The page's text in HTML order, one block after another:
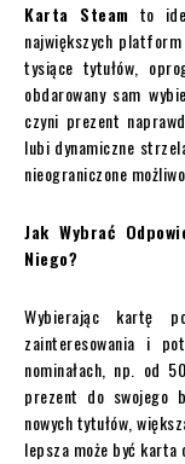
Karta Steam to
największych
tysiące tytułów,
obdarowany sam
czyni prezent
lubi dynamiczne
nieograniczone
Jak Wybrać
Niego?
Wybierając kartę
zainteresowania i
nominałach, np. od
prezent do swojego
nowych tytułów,
lepsza może być